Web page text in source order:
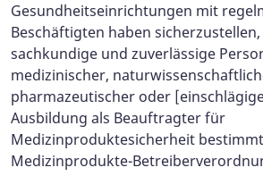
Gesundheitseinrichtungen mit
Beschäftigten haben
sachkundige und zuverlässige
medizinischer,
pharmazeutischer oder
Ausbildung als Beauftragter für
Medizinproduktesicherheit bestimmt
Medizinprodukte-